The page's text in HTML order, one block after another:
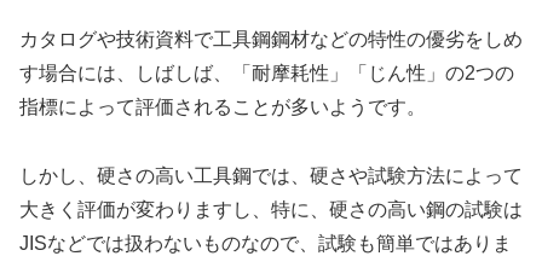
カタログや技術資料で工具鋼鋼材などの特性の優劣をしめ
す場合には、しばしば、「耐摩耗性」「じん性」の2つの
指標によって評価されることが多いようです。
しかし、硬さの高い工具鋼では、硬さや試験方法によって
大きく評価が変わりますし、特に、硬さの高い鋼の試験は
JISなどでは扱わないものなので、試験も簡単ではありま